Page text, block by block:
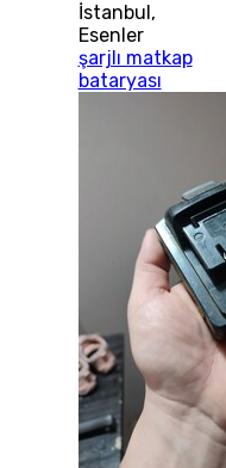
İstanbul ,
Esenler
şarjlı matkap
bataryası